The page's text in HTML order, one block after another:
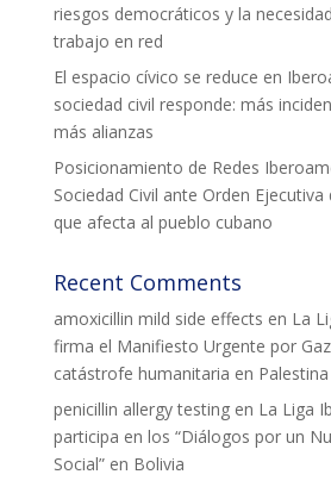
riesgos democráticos y la
trabajo en red
El espacio cívico se reduce en
sociedad civil responde: más
más alianzas
Posicionamiento de Redes
Sociedad Civil ante Orden
que afecta al pueblo cubano
Recent Comments
amoxicillin mild side effects en La
firma el Manifiesto Urgente por
catástrofe humanitaria en Palestina
penicillin allergy testingen La Liga
participa en los “Diálogos por un
Social” en Bolivia
L'equip
Missió i valors
Els comptes clars
Memòria d'activitats
Proposta educativa
ACTUALITAT
Notícies
Butlletins
Diari de la Fundació
Fundesplai als mitjans